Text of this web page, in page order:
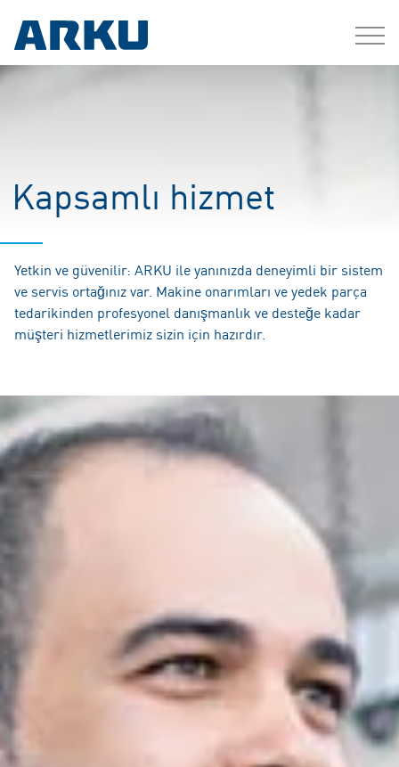
Kapsamlı hizmet
Yetkin ve güvenilir: ARKU ile yanınızda deneyimli bir sistem
ve servis ortağınız var. Makine onarımları ve yedek parça
tedarikinden profesyonel danışmanlık ve desteğe kadar
müşteri hizmetlerimiz sizin için hazırdır.